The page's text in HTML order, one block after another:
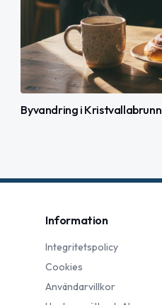
Byvandring i Kristvallabrunn
Information
Integritetspolicy
Cookies
Användarvillkor